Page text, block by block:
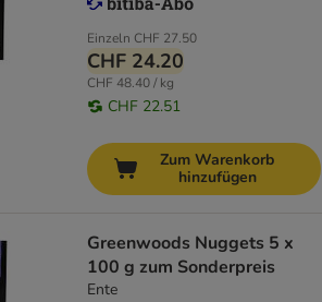
Einzeln CHF 27.50
CHF 24.20
CHF 48.40 / kg
CHF 22.51
Zum Warenkorb
hinzufügen
Greenwoods Nuggets 5 x
100 g zum Sonderpreis
Ente